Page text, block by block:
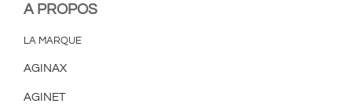
A PROPOS
LA MARQUE
AGINAX
AGINET